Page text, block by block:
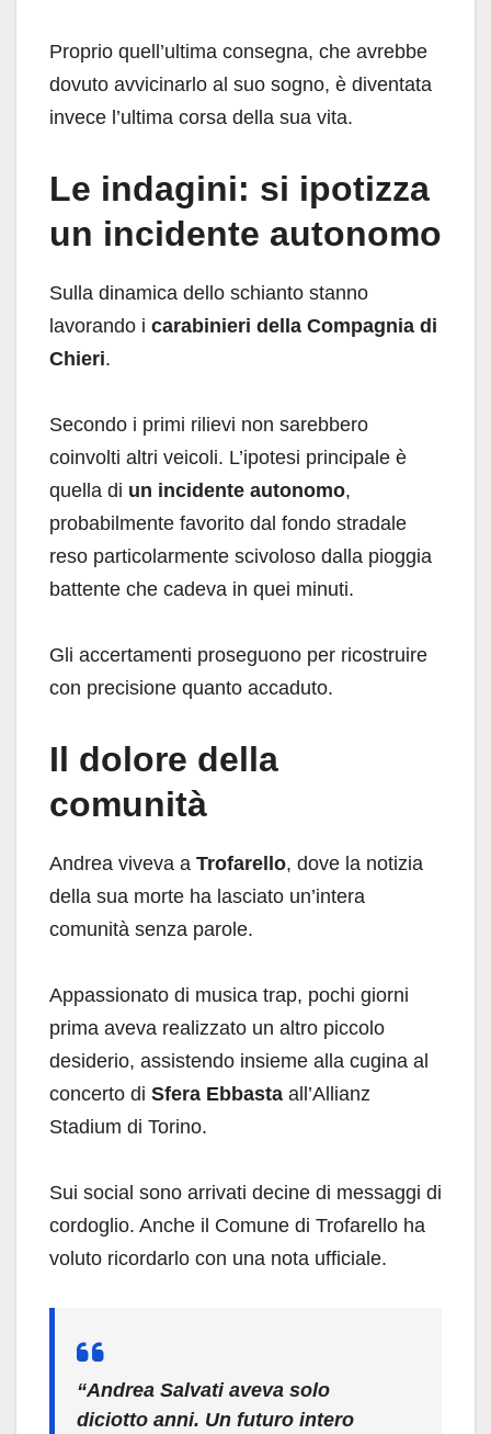
Proprio quell’ultima consegna, che avrebbe
dovuto avvicinarlo al suo sogno, è diventata
invece l’ultima corsa della sua vita.
Le indagini: si ipotizza
un incidente autonomo
Sulla dinamica dello schianto stanno
lavorando i carabinieri della Compagnia di
Chieri.
Secondo i primi rilievi non sarebbero
coinvolti altri veicoli. L’ipotesi principale è
quella di un incidente autonomo,
probabilmente favorito dal fondo stradale
reso particolarmente scivoloso dalla pioggia
battente che cadeva in quei minuti.
Gli accertamenti proseguono per ricostruire
con precisione quanto accaduto.
Il dolore della
comunità
Andrea viveva a Trofarello, dove la notizia
della sua morte ha lasciato un’intera
comunità senza parole.
Appassionato di musica trap, pochi giorni
prima aveva realizzato un altro piccolo
desiderio, assistendo insieme alla cugina al
concerto di Sfera Ebbasta all’Allianz
Stadium di Torino.
Sui social sono arrivati decine di messaggi di
cordoglio. Anche il Comune di Trofarello ha
voluto ricordarlo con una nota ufficiale.
“Andrea Salvati aveva solo
diciotto anni. Un futuro intero